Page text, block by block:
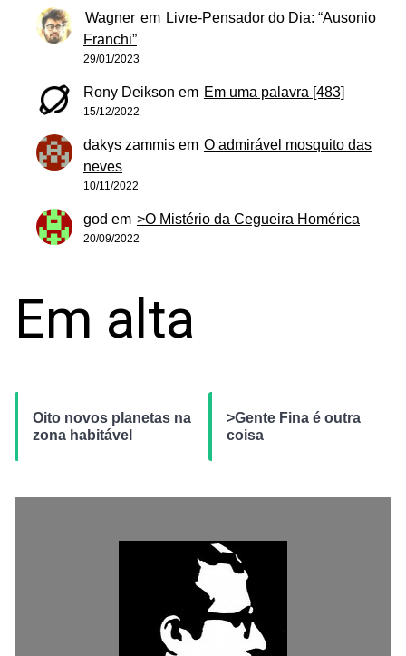
Wagner em Livre-Pensador do Dia: “Ausonio
Franchi”
29/01/2023
Rony Deikson em Em uma palavra [483]
15/12/2022
dakys zammis em O admirável mosquito das
neves
10/11/2022
god em >O Mistério da Cegueira Homérica
20/09/2022
Em alta
Oito novos planetas na
zona habitável
>Gente Fina é outra
coisa